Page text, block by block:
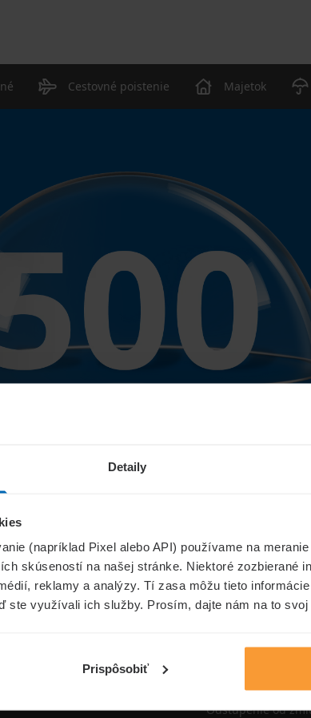
Detaily
(napríklad Pixel alebo API) používame na
skúseností na našej stránke. Niektoré zozbierané
reklamy a analýzy. Tí zasa môžu tieto
ste využívali ich služby. Prosím, dajte nám na to svoj
Prispôsobiť
Cestovné poistenie Majetok
sa pokazilo...
Poisťovne
Odstúpenie od